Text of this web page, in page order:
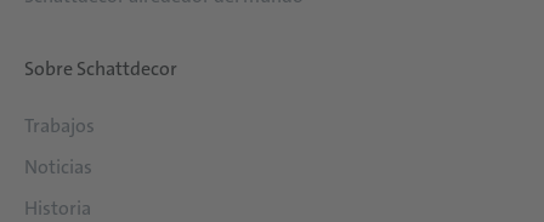
Sobre Schattdecor
Trabajos
Noticias
Historia